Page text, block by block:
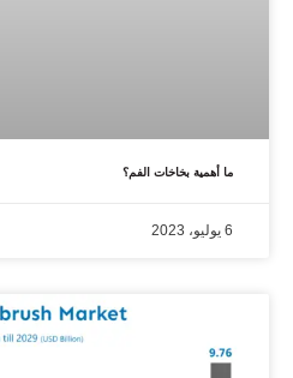
ما أهمية بخاخات الفم؟
6 يوليو، 2023